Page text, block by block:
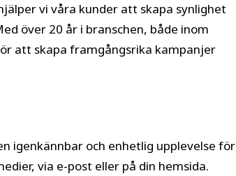
vi våra kunder att skapa synlighet
över 20 år i branschen, både inom
att skapa framgångsrika kampanjer
igenkännbar och enhetlig upplevelse för
via e-post eller på din hemsida.